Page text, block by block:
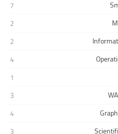
7
2
2
4
1
3
4